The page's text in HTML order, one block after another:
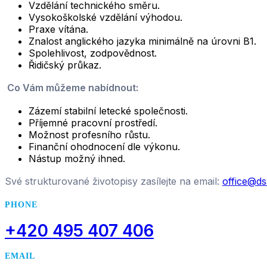
Vzdělání technického směru.
Vysokoškolské vzdělání výhodou.
Praxe vítána.
Znalost anglického jazyka minimálně na úrovni B1.
Spolehlivost, zodpovědnost.
Řidičský průkaz.
Co Vám můžeme nabídnout:
Zázemí stabilní letecké společnosti.
Příjemné pracovní prostředí.
Možnost profesního růstu.
Finanční ohodnocení dle výkonu.
Nástup možný ihned.
Své strukturované životopisy zasílejte na email:
PHONE
+420 495 407 406
EMAIL